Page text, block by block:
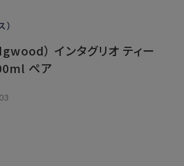
） インタグリオ ティー
ペア